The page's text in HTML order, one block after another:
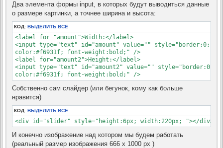
Два элемента формы input, в которых будут выводиться данные
о размере картинки, а точнее ширина и высота:
КОД: ВЫДЕЛИТЬ ВСЁ
<label for="amount">Width:</label>
<input type="text" id="amount" value="" style="border:0;
color:#f6931f; font-weight:bold;" />
<label for="amount2">Height:</label>
<input type="text" id="amount2" value="" style="border:0;
color:#f6931f; font-weight:bold;" />
Собственно сам слайдер (или бегунок, кому как больше
нравится)
КОД: ВЫДЕЛИТЬ ВСЁ
<div id="slider" style="height:6px; width:220px; "></div>
И конечно изображение над котором мы будем работать
(реальный размер изображения 666 x 1000 px )